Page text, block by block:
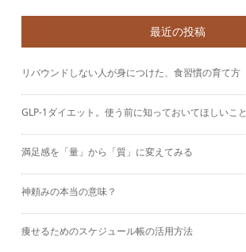
最近の投稿
リバウンドしない人が身につけた、食習慣の育て方
GLP-1ダイエット。使う前に知っておいてほしいこと
満足感を「量」から「質」に変えてみる
神頼みの本当の意味？
痩せるためのスケジュール帳の活用方法